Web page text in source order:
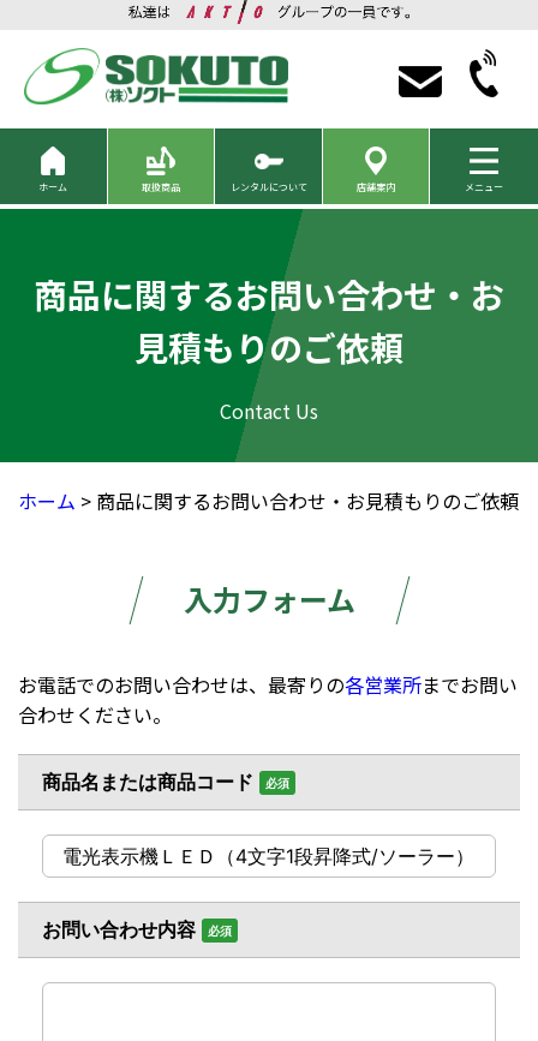
ホーム 取扱商品 レンタルについて 店舗案内 メニュー
商品に関するお問い合わせ・お
見積もりのご依頼
ホーム > 商品に関するお問い合わせ・お見積もりのご依頼
入力フォーム
お電話でのお問い合わせは、最寄りの各営業所までお問い
合わせください。
商品名または商品コード 必須
お問い合わせ内容 必須